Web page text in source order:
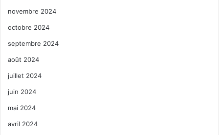
novembre 2024
octobre 2024
septembre 2024
août 2024
juillet 2024
juin 2024
mai 2024
avril 2024